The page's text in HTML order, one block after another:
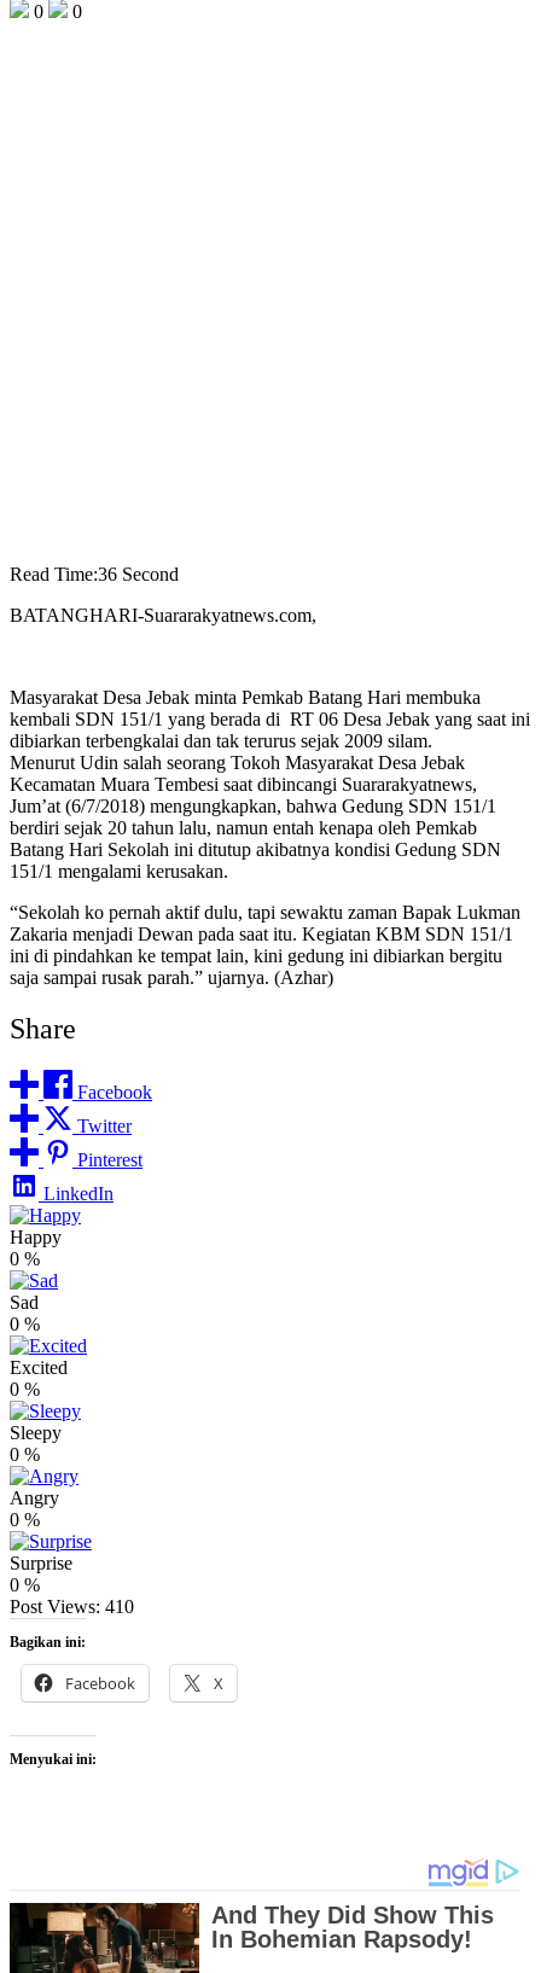
0
0
Read Time:36 Second
BATANGHARI-Suararakyatnews.com,
Masyarakat Desa Jebak minta Pemkab Batang Hari membuka
kembali SDN 151/1 yang berada di RT 06 Desa Jebak yang saat ini
dibiarkan terbengkalai dan tak terurus sejak 2009 silam.
Menurut Udin salah seorang Tokoh Masyarakat Desa Jebak
Kecamatan Muara Tembesi saat dibincangi Suararakyatnews,
Jum’at (6/7/2018) mengungkapkan, bahwa Gedung SDN 151/1
berdiri sejak 20 tahun lalu, namun entah kenapa oleh Pemkab
Batang Hari Sekolah ini ditutup akibatnya kondisi Gedung SDN
151/1 mengalami kerusakan.
“Sekolah ko pernah aktif dulu, tapi sewaktu zaman Bapak Lukman
Zakaria menjadi Dewan pada saat itu. Kegiatan KBM SDN 151/1
ini di pindahkan ke tempat lain, kini gedung ini dibiarkan bergitu
saja sampai rusak parah.” ujarnya. (Azhar)
Share
Facebook
Twitter
Pinterest
LinkedIn
Happy
0 %
Sad
0 %
Excited
0 %
Sleepy
0 %
Angry
0 %
Surprise
0 %
Post Views: 410
Bagikan ini:
Facebook X
Menyukai ini: